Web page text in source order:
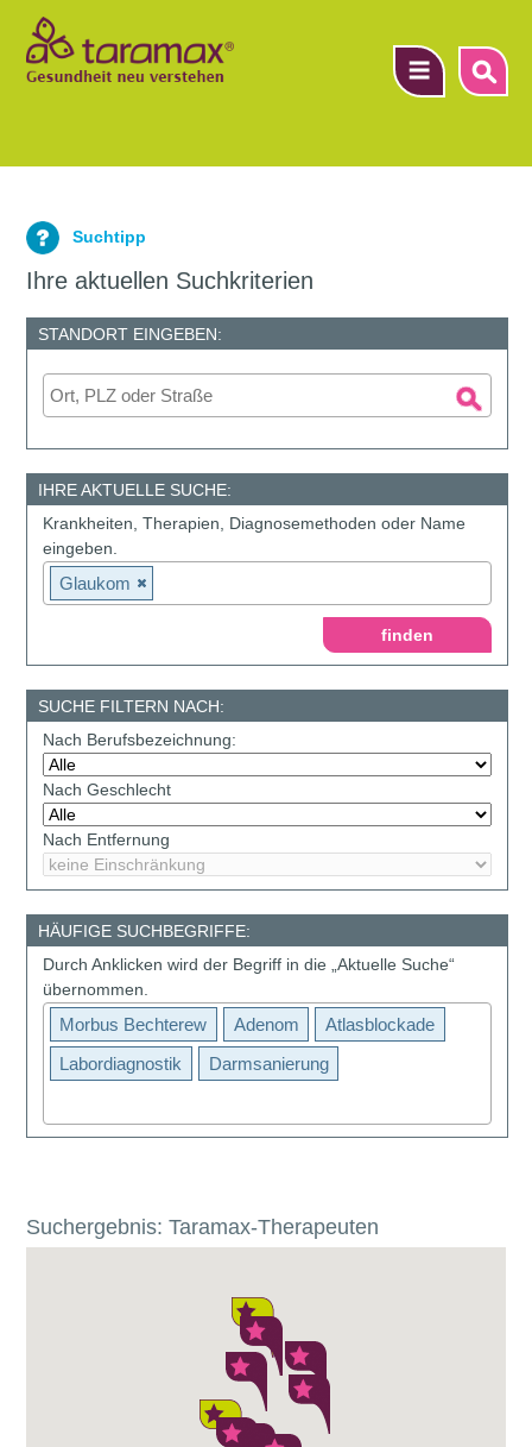
Suchtipp
Ihre aktuellen Suchkriterien
STANDORT EINGEBEN:
IHRE AKTUELLE SUCHE:
Krankheiten, Therapien, Diagnosemethoden oder Name
eingeben.
Glaukom
SUCHE FILTERN NACH:
Nach Berufsbezeichnung:
Nach Geschlecht
Nach Entfernung
HÄUFIGE SUCHBEGRIFFE:
Durch Anklicken wird der Begriff in die „Aktuelle Suche“
übernommen.
Morbus Bechterew Adenom
Atlasblockade
Labordiagnostik
Darmsanierung
Suchergebnis: Taramax-Therapeuten